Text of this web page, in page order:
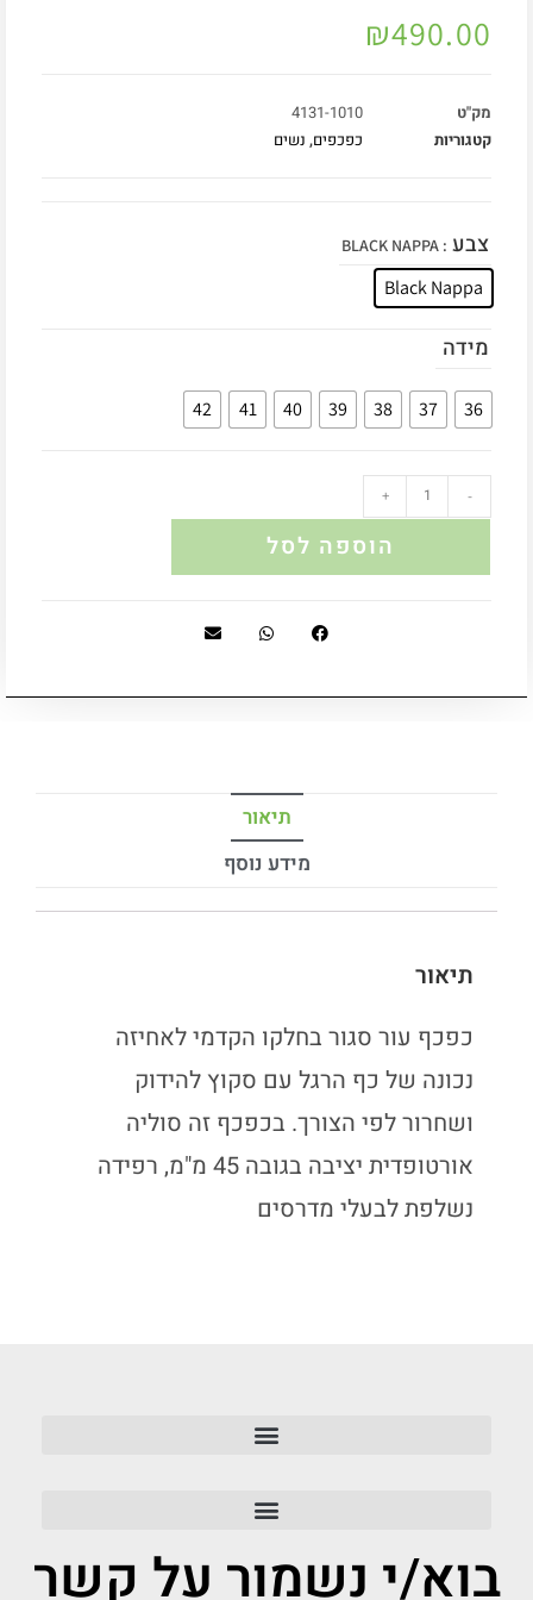
₪490.00
מק"ט
4131-1010
קטגוריות
כפכפים, נשים
צבע : BLACK NAPPA
Black Nappa
מידה
36
37
38
39
40
41
42
-
+
הוספה לסל
תיאור
מידע נוסף
תיאור
כפכף עור סגור בחלקו הקדמי לאחיזה
נכונה של כף הרגל עם סקוץ להידוק
ושחרור לפי הצורך. בכפכף זה סוליה
אורטופדית יציבה בגובה 45 מ"מ, רפידה
נשלפת לבעלי מדרסים
בוא/י נשמור על קשר